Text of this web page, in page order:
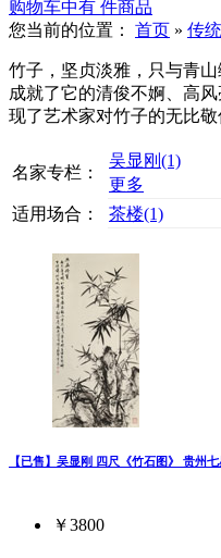
购物车中有 件商品
您当前的位置： 首页 » 传
竹子，坚贞淡雅，只与青
成就了它的清俊不婀、高
现了艺术家对竹子的无比
名家专栏：
吴显刚 (1)
更多
适用场合：
茶楼(1)
【已售】吴显刚 四尺《竹石图》 贵州
￥3800